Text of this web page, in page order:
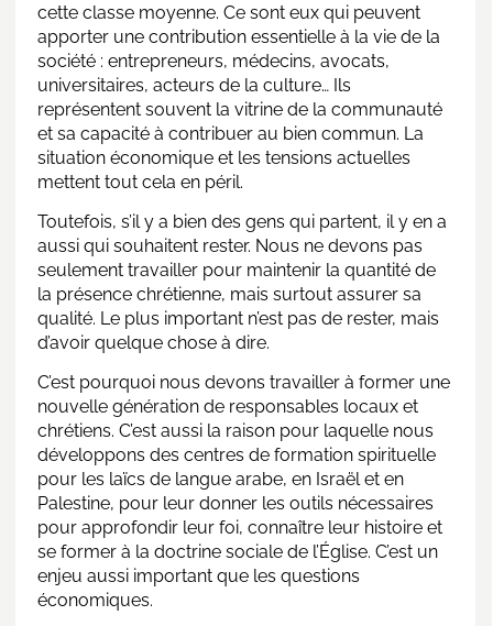
cette classe moyenne. Ce sont eux qui peuvent
apporter une contribution essentielle à la vie de la
société : entrepreneurs, médecins, avocats,
universitaires, acteurs de la culture… Ils
représentent souvent la vitrine de la communauté
et sa capacité à contribuer au bien commun. La
situation économique et les tensions actuelles
mettent tout cela en péril.
Toutefois, s’il y a bien des gens qui partent, il y en a
aussi qui souhaitent rester. Nous ne devons pas
seulement travailler pour maintenir la quantité de
la présence chrétienne, mais surtout assurer sa
qualité. Le plus important n’est pas de rester, mais
d’avoir quelque chose à dire.
C’est pourquoi nous devons travailler à former une
nouvelle génération de responsables locaux et
chrétiens. C’est aussi la raison pour laquelle nous
développons des centres de formation spirituelle
pour les laïcs de langue arabe, en Israël et en
Palestine, pour leur donner les outils nécessaires
pour approfondir leur foi, connaître leur histoire et
se former à la doctrine sociale de l’Église. C’est un
enjeu aussi important que les questions
économiques.